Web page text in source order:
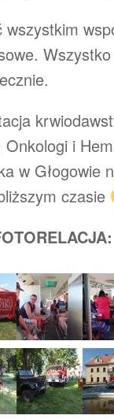
i
w Głogowie
czasie